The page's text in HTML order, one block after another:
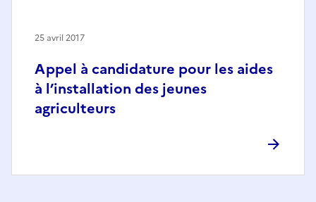
Appel à candidature pour les aides
à l’installation des jeunes
agriculteurs
25 avril 2017